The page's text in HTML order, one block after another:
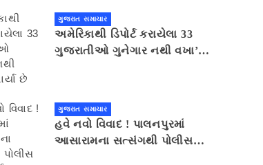
ગુજરાત સમાચાર
અમેરિકાથી ડિપોર્ટ કરાયેલા 33
ગુજરાતીઓ ગુનેગાર નથી વખા’ના
ગુજરાત સમાચાર
હવે નવો વિવાદ ! પાલનપુરમાં
આસારામના સત્સંગથી પોલીસ